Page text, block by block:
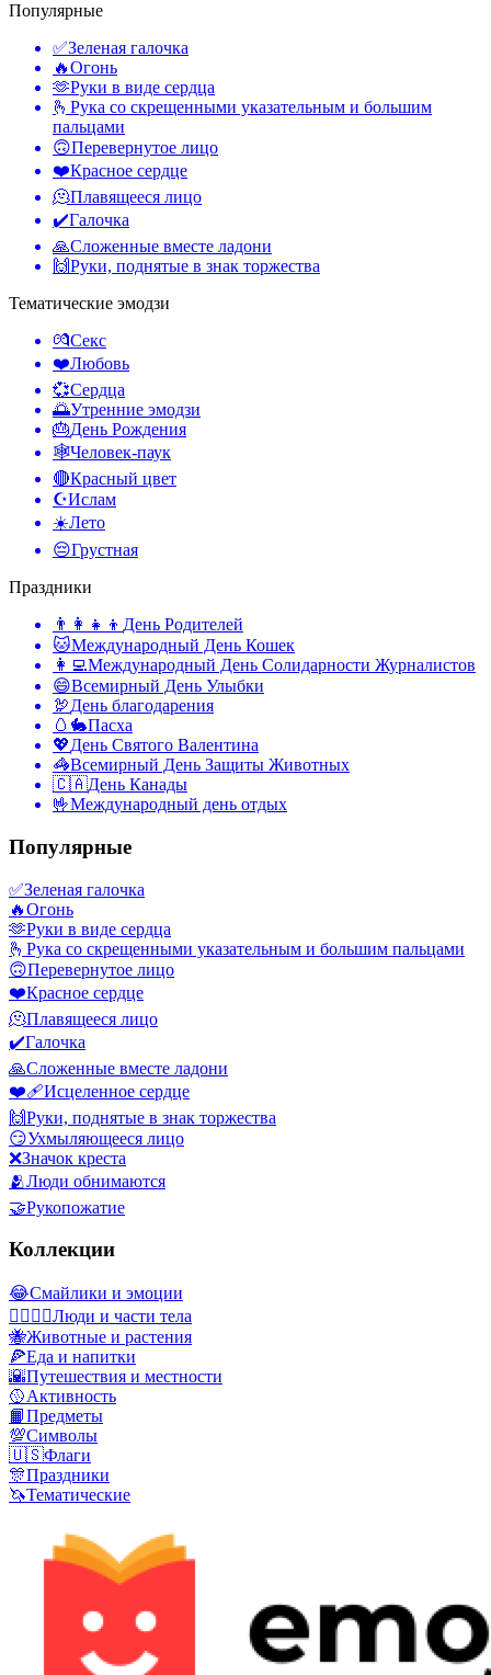
Популярные
✅Зеленая галочка
🔥Огонь
🫶Руки в виде сердца
🫰 Рука со скрещенными указательным и большим
пальцами
🙃Перевернутое лицо
❤️Красное сердце
🫠Плавящееся лицо
✔️Галочка
🙏Сложенные вместе ладони
🙌Руки, поднятые в знак торжества
Тематические эмодзи
💏Секс
❤️Любовь
💞Сердца
🌅Утренние эмодзи
🎂День Рождения
🕸️Человек-паук
🔴Красный цвет
☪️Ислам
☀️Лето
😔Грустная
Праздники
👨‍👩‍👧‍👦 День Родителей
🐱Международный День Кошек
👩‍💻Международный День Солидарности Журналистов
😄Всемирный День Улыбки
🦃День благодарения
🥚🐇Пасха
💖День Святого Валентина
🦓Всемирный День Защиты Животных
🇨🇦День Канады
🤟Международный день отдых
Популярные
✅Зеленая галочка
🔥Огонь
🫶Руки в виде сердца
🫰 Рука со скрещенными указательным и большим пальцами
🙃Перевернутое лицо
❤️Красное сердце
🫠Плавящееся лицо
✔️Галочка
🙏Сложенные вместе ладони
❤️‍🩹Исцеленное сердце
🙌Руки, поднятые в знак торжества
😏Ухмыляющееся лицо
❌Значок креста
🫂Люди обнимаются
🤝Рукопожатие
Коллекции
😂Смайлики и эмоции
👩‍❤️‍💋‍👨Люди и части тела
🐝Животные и растения
🍕Еда и напитки
🌇Путешествия и местности
🥎Активность
📙Предметы
💯Символы
🇺🇸Флаги
🎊Праздники
🦄Тематические